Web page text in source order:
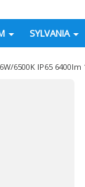
SYLVANIA
6500K IP65 6400lm